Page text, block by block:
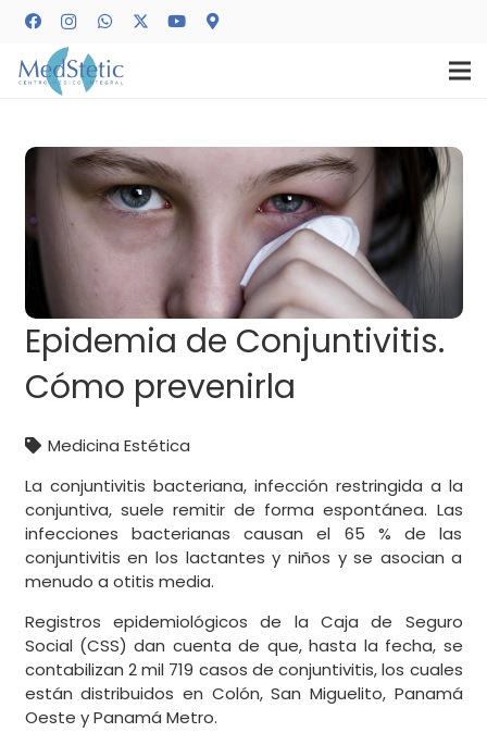
Epidemia de Conjuntivitis.
Cómo prevenirla
Medicina Estética
La conjuntivitis bacteriana, infección restringida a la
conjuntiva, suele remitir de forma espontánea. Las
infecciones bacterianas causan el 65 % de las
conjuntivitis en los lactantes y niños y se asocian a
menudo a otitis media.
Registros epidemiológicos de la Caja de Seguro
Social (CSS) dan cuenta de que, hasta la fecha, se
contabilizan 2 mil 719 casos de conjuntivitis, los cuales
están distribuidos en Colón, San Miguelito, Panamá
Oeste y Panamá Metro.